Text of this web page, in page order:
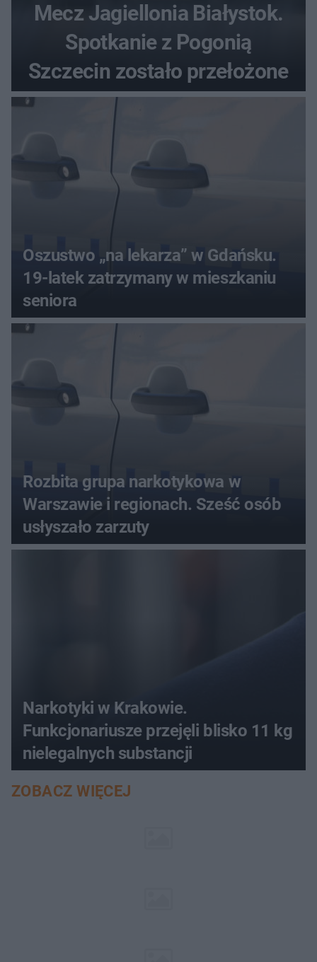
Mecz Jagiellonia Białystok.
Spotkanie z Pogonią
Szczecin zostało przełożone
Oszustwo „na lekarza” w Gdańsku.
19-latek zatrzymany w mieszkaniu
seniora
Rozbita grupa narkotykowa w
Warszawie i regionach. Sześć osób
usłyszało zarzuty
Narkotyki w Krakowie.
Funkcjonariusze przejęli blisko 11 kg
nielegalnych substancji
ZOBACZ WIĘCEJ